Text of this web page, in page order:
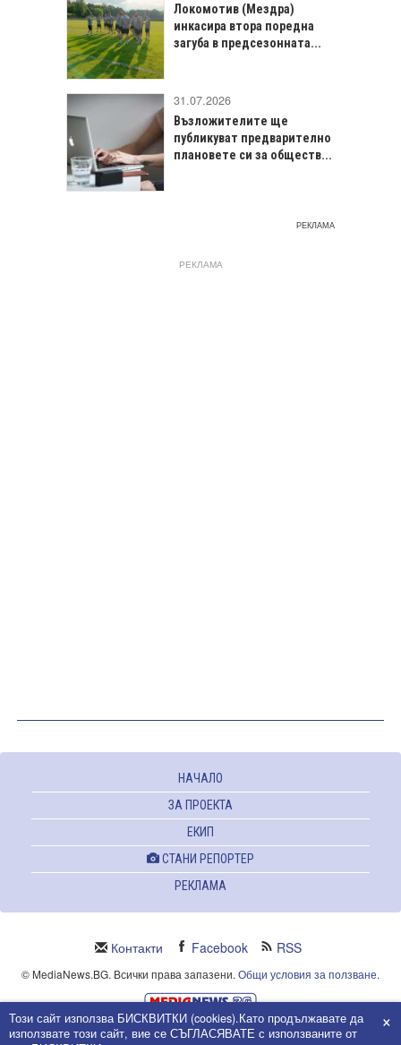
Локомотив (Мездра)
инкасира втора поредна
загуба в предсезонната...
31.07.2026
Възложителите ще
публикуват предварително
плановете си за обществ...
РЕКЛАМА
РЕКЛАМА
НАЧАЛО
ЗА ПРОЕКТА
ЕКИП
СТАНИ РЕПОРТЕР
РЕКЛАМА
Контакти Facebook RSS
© MediaNews.BG. Всички права запазени. Общи условия за ползване.
Powered and owned by Intersat Ltd.
Собственост на Интерсат ООД.
Този сайт използва БИСКВИТКИ (cookies).Като продължавате да
използвате този сайт, вие се СЪГЛАСЯВАТЕ с използваните от
×